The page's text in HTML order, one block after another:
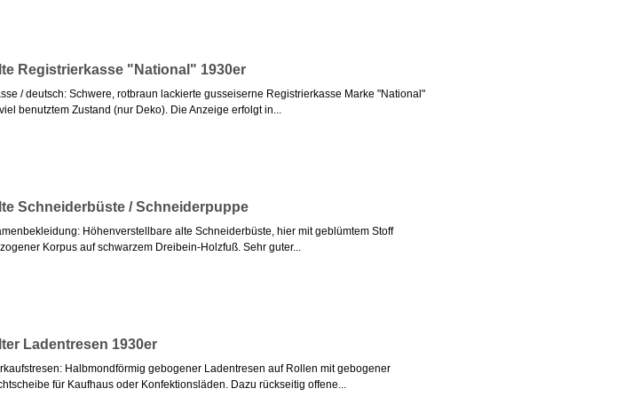
Registrierkasse "National" 1930er
/ deutsch: Schwere, rotbraun lackierte gusseiserne Registrierkasse Marke "National"
benutztem Zustand (nur Deko). Die Anzeige erfolgt in...
Schneiderbüste / Schneiderpuppe
Höhenverstellbare alte Schneiderbüste, hier mit geblümtem Stoff
Korpus auf schwarzem Dreibein-Holzfuß. Sehr guter...
Ladentresen 1930er
Halbmondförmig gebogener Ladentresen auf Rollen mit gebogener
für Kaufhaus oder Konfektionsläden. Dazu rückseitig offene...